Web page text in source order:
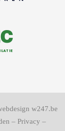
– Privacy –
w247.be